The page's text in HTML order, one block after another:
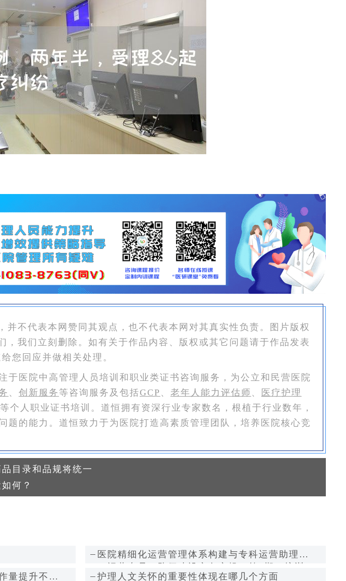
并不代表本网赞同其观点，也不代表本网对其真实性负责。图片版权
，我们立刻删除。如有关于作品内容、版权或其它问题请于作品发表
您回应并做相关处理。
于医院中高管理人员培训和职业类证书咨询服务，为公立和民营医院
、 创新服务 等咨询服务及包括GCP 、 老年人能力评估师 、
医疗护理
等个人职业证书培训。道恒拥有资深行业专家数名，根植于行业数年，
题的能力。道恒致力于为医院打造高素质管理团队，培养医院核心竞
目录和品规将统一
何？
医院精细化运营管理体系构建与专科运营助理
（运营专员）队伍建设实务实操（第2期）培训
量提升不休 护理人文关怀的重要性体现在哪几个方面